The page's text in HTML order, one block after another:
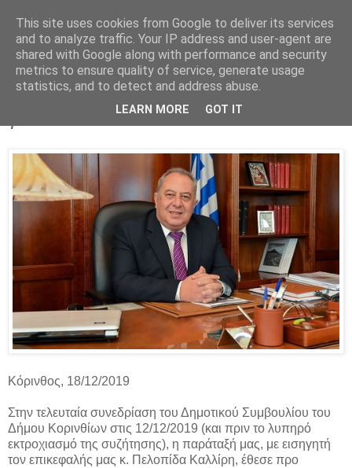
Parakato.gr
ΚΟΡΙΝΘΟΣ: Η "ΔΥΝΑΜΗ ΕΞΕΛΙΞΗΣ"
Κόρινθος, 18/12/2019
Στην τελευταία συνεδρίαση του Δημοτικού Συμβουλίου του
Δήμου Κορινθίων στις 12/12/2019 (και πριν το λυπηρό
εκτροχιασμό της συζήτησης), η παράταξή μας, με εισηγητή
τον επικεφαλής μας κ. Πελοπίδα Καλλίρη, έθεσε προ
This site uses cookies from Google to deliver its services
and to analyze traffic. Your IP address and user-agent are
shared with Google along with performance and security
metrics to ensure quality of service, generate usage
statistics, and to detect and address abuse.
LEARN MORE GOT IT